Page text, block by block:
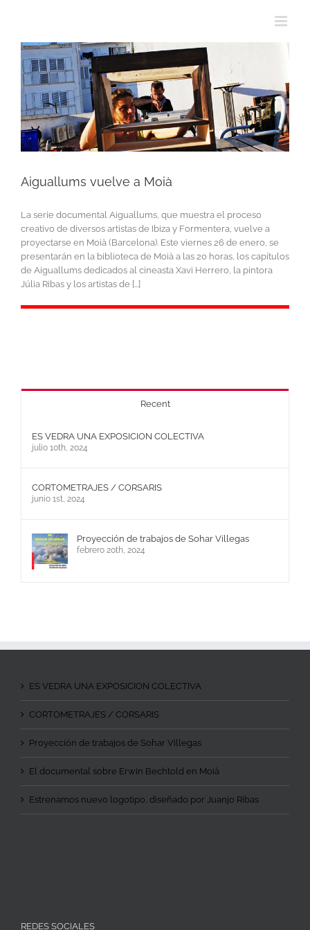
Aiguallums vuelve a Moià
La serie documental Aiguallums, que muestra el proceso
creativo de diversos artistas de Ibiza y Formentera, vuelve a
proyectarse en Moià (Barcelona). Este viernes 26 de enero, se
presentarán en la biblioteca de Moià a las 20 horas, los capítulos
de Aiguallums dedicados al cineasta Xavi Herrero, la pintora
Júlia Ribas y los artistas de [...]
Recent
ES VEDRA UNA EXPOSICION COLECTIVA
julio 10th, 2024
CORTOMETRAJES / CORSARIS
junio 1st, 2024
Proyección de trabajos de Sohar Villegas
febrero 20th, 2024
ES VEDRA UNA EXPOSICION COLECTIVA
CORTOMETRAJES / CORSARIS
Proyección de trabajos de Sohar Villegas
El documental sobre Erwin Bechtold en Moià
Estrenamos nuevo logotipo, diseñado por Juanjo Ribas
REDES SOCIALES